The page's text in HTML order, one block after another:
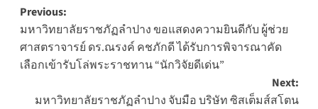
Post
navigation
Previous:
มหาวิทยาลัยราชภัฏลำปาง ขอแสดงความยินดีกับ ผู้ช่วย
ศาสตราจารย์ ดร.ณรงค์ คชภักดี ได้รับการพิจารณาคัด
เลือกเข้ารับโล่พระราชทาน “นักวิจัยดีเด่น”
Next:
มหาวิทยาลัยราชภัฏลำปาง จับมือ บริษัท ซิสเต็มส์สโตน